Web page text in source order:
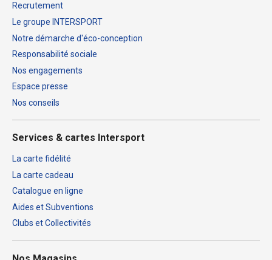
Recrutement
Le groupe INTERSPORT
Notre démarche d'éco-conception
Responsabilité sociale
Nos engagements
Espace presse
Nos conseils
Services & cartes Intersport
La carte fidélité
La carte cadeau
Catalogue en ligne
Aides et Subventions
Clubs et Collectivités